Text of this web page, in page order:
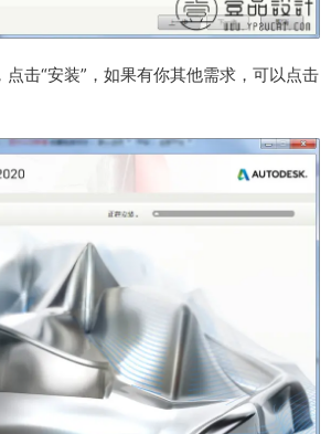
击“安装”，如果有你其他需求，可以点击